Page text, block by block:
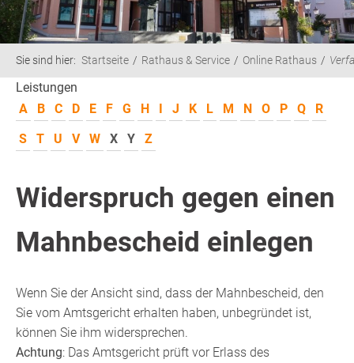
Sie sind hier: Startseite Rathaus & Service Online Rathaus
Leistungen
A
B C D E F G H I J K L M N O P Q
R
S
T U V W X Y Z
Widerspruch gegen einen
Mahnbescheid einlegen
Wenn Sie der Ansicht sind, dass der Mahnbescheid, den
Sie vom Amtsgericht erhalten haben, unbegründet ist,
können Sie ihm widersprechen.
Achtung: Das Amtsgericht prüft vor Erlass des